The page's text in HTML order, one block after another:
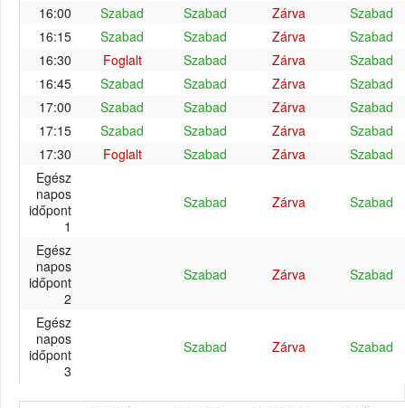
16:00
Szabad Szabad Zárva
Szabad
16:15
Szabad Szabad Zárva
Szabad
16:30
Foglalt Szabad Zárva
Szabad
16:45
Szabad Szabad Zárva
Szabad
17:00
Szabad Szabad Zárva
Szabad
17:15
Szabad Szabad Zárva
Szabad
17:30
Foglalt Szabad Zárva
Szabad
Egész
napos
időpont
1
Szabad Zárva Szabad
Egész
napos
időpont
2
Szabad Zárva Szabad
Egész
napos
időpont
3
Szabad Zárva Szabad